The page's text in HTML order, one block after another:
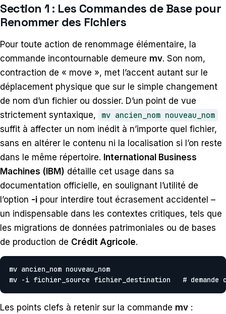
Section 1 : Les Commandes de Base pour
Renommer des Fichiers
Pour toute action de renommage élémentaire, la
commande incontournable demeure mv. Son nom,
contraction de « move », met l’accent autant sur le
déplacement physique que sur le simple changement
de nom d’un fichier ou dossier. D’un point de vue
strictement syntaxique,
mv ancien_nom nouveau_nom
suffit à affecter un nom inédit à n’importe quel fichier,
sans en altérer le contenu ni la localisation si l’on reste
dans le même répertoire. International Business
Machines (IBM) détaille cet usage dans sa
documentation officielle, en soulignant l’utilité de
l’option -i pour interdire tout écrasement accidentel –
un indispensable dans les contextes critiques, tels que
les migrations de données patrimoniales ou de bases
de production de Crédit Agricole.
mv ancien_nom nouveau_nom
mv -i fichier_source fichier_destination   # demande
Les points clefs à retenir sur la commande mv :